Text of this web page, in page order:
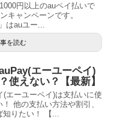
円以上のauペイ払いで
キャンペーンです。
はauユー...
を読む
エーユーペイ)
使えない？【最新】
(エーユーペイ)は支払いに使
他の支払い方法や割引、
りたい！ 【...